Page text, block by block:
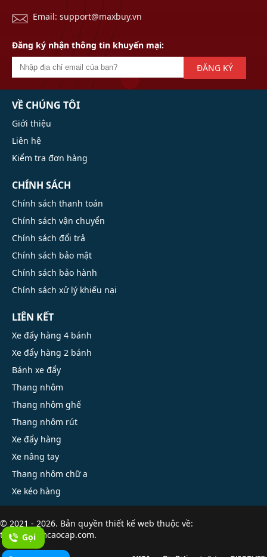
Email: support@maxbuy.vn
Đăng ký nhận thông tin khuyến mại:
ĐĂNG KÝ
VỀ CHÚNG TÔI
Giới thiệu
Liên hệ
Kiểm tra đơn hàng
CHÍNH SÁCH
Chính sách thanh toán
Chính sách vận chuyển
Chính sách đổi trả
Chính sách bảo mật
Chính sách bảo hành
Chính sách xử lý khiếu nại
LIÊN KẾT
Xe đẩy hàng 4 bánh
Xe đẩy hàng 2 bánh
Bánh xe đẩy
Thang nhôm
Thang nhôm ghế
Thang nhôm rút
Xe đẩy hàng
Xe nâng tay
Thang nhôm chữ a
Xe kéo hàng
© 2021 - 2026. Bản quyền thiết kế web thuộc về:
thangnhomcaocap.com.
Gọi